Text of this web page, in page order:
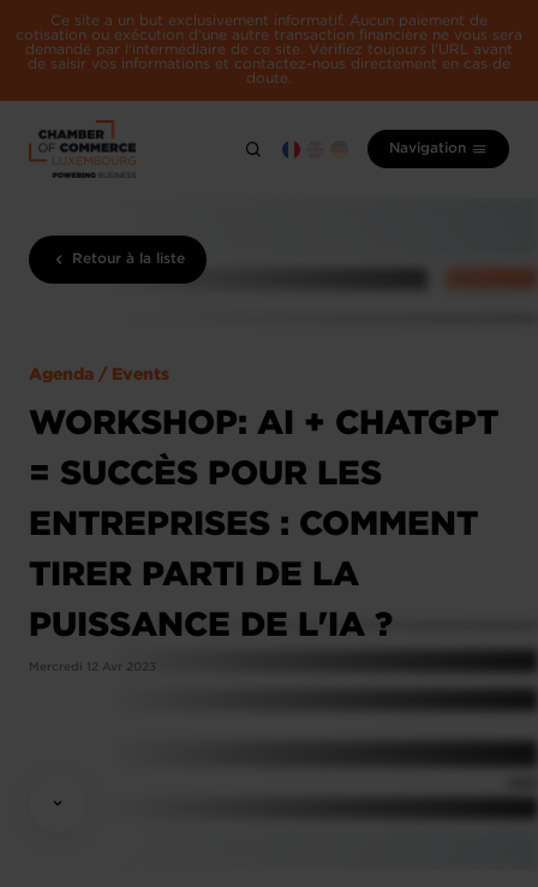
Ce site a un but exclusivement informatif. Aucun paiement de
cotisation ou exécution d'une autre transaction financière ne vous sera
demandé par l'intermédiaire de ce site. Vérifiez toujours l'URL avant
de saisir vos informations et contactez-nous directement en cas de
doute.
Navigation
Retour à la liste
Agenda / Events
WORKSHOP: AI + CHATGPT
= SUCCÈS POUR LES
ENTREPRISES : COMMENT
TIRER PARTI DE LA
PUISSANCE DE L'IA ?
Mercredi 12 Avr 2023